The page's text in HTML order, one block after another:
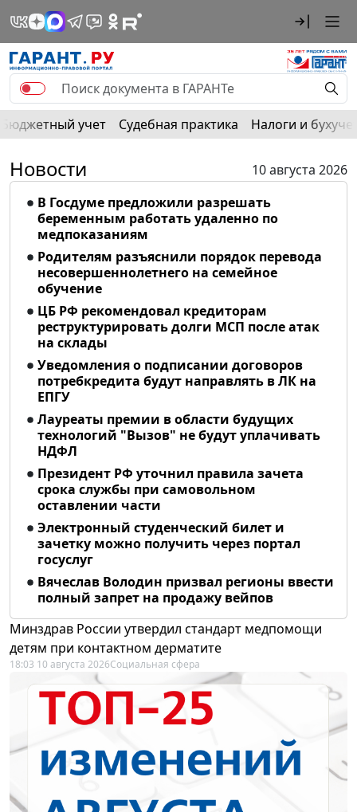
Бюджетный учет Судебная практика Налоги и
Новости
10 августа 2026
В Госдуме предложили разрешать
беременным работать удаленно по
медпоказаниям
Родителям разъяснили порядок перевода
несовершеннолетнего на семейное
обучение
ЦБ РФ рекомендовал кредиторам
реструктурировать долги МСП после атак
на склады
Уведомления о подписании договоров
потребкредита будут направлять в ЛК на
ЕПГУ
Лауреаты премии в области будущих
технологий "Вызов" не будут уплачивать
НДФЛ
Президент РФ уточнил правила зачета
срока службы при самовольном
оставлении части
Электронный студенческий билет и
зачетку можно получить через портал
госуслуг
Вячеслав Володин призвал регионы ввести
полный запрет на продажу вейпов
Минздрав России утвердил стандарт медпомощи
детям при контактном дерматите
18:03 10 августа 2026Социальная сфера